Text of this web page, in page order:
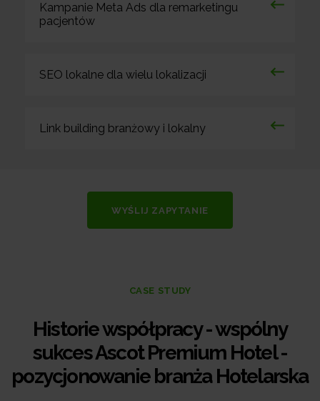
Kampanie Meta Ads dla remarketingu
pacjentów
SEO lokalne dla wielu lokalizacji
Link building branżowy i lokalny
WYŚLIJ ZAPYTANIE
CASE STUDY
Historie współpracy - wspólny
sukces Ascot Premium Hotel -
pozycjonowanie branża Hotelarska